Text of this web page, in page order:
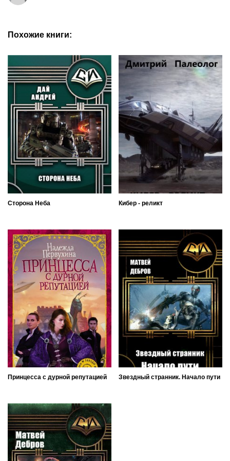
Похожие книги:
Сторона Неба Кибер - реликт
Принцесса с дурной репутацией Звездный странник. Начало пути